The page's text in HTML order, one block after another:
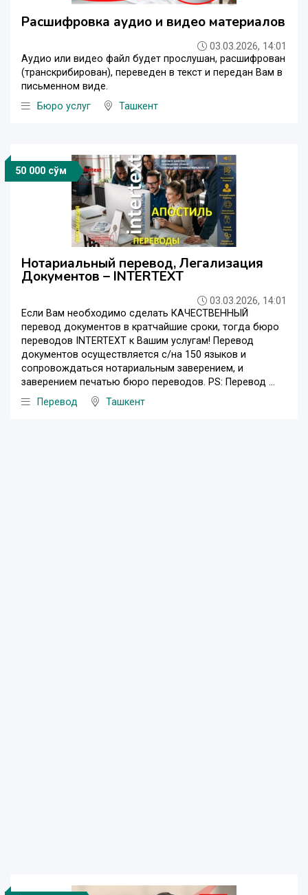
Расшифровка аудио и видео материалов
03.03.2026, 14:01
Аудио или видео файл будет прослушан, расшифрован
(транскрибирован), переведен в текст и передан Вам в
письменном виде.
Бюро услуг
Ташкент
50 000 сўм
Нотариальный перевод, Легализация
Документов – INTERTEXT
03.03.2026, 14:01
Если Вам необходимо сделать КАЧЕСТВЕННЫЙ
перевод документов в кратчайшие сроки, тогда бюро
переводов INTERTEXT к Вашим услугам! Перевод
документов осуществляется с/на 150 языков и
сопровождаться нотариальным заверением, и
заверением печатью бюро переводов. PS: Перевод ...
Перевод
Ташкент